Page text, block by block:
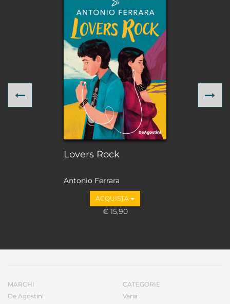
Lovers Rock
Antonio Ferrara
ACQUISTA
€ 15,90
Previous
MARCHI
De Agostini
CATEGORIE
Varia